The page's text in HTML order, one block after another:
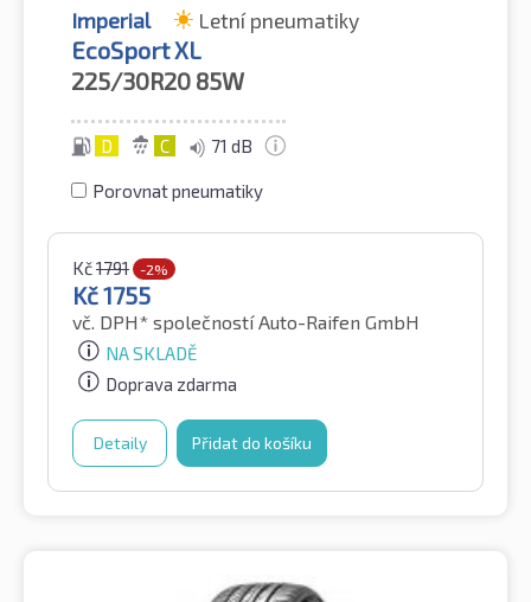
Imperial Letní pneumatiky
EcoSport XL
225/30R20 85W
D C 71 dB
Porovnat pneumatiky
Kč1791 -2%
Kč1755
vč. DPH* společností Auto-Raifen GmbH
NA SKLADĚ
Doprava zdarma
Detaily Přidat do košíku